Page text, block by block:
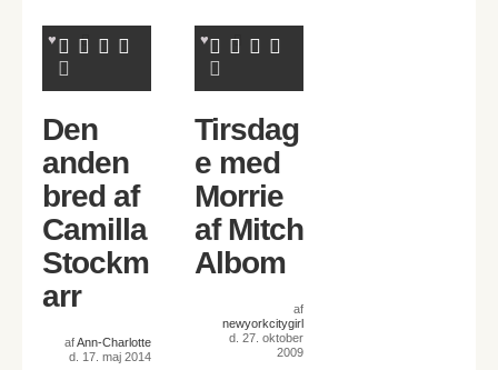
Den
anden
bred af
Camilla
Stockm
arr
afAnn-Charlotte
d. 17. maj 2014
Tirsdag
e med
Morrie
af Mitch
Albom
af
newyorkcitygirl
d. 27. oktober
2009